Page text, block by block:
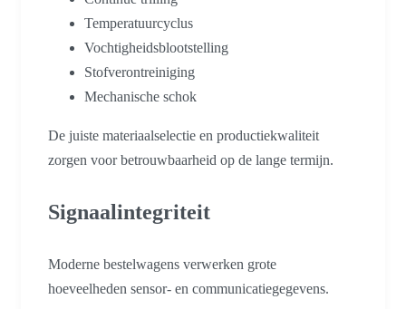
Temperatuurcyclus
Vochtigheidsblootstelling
Stofverontreiniging
Mechanische schok
De juiste materiaalselectie en productiekwaliteit
zorgen voor betrouwbaarheid op de lange termijn.
Signaalintegriteit
Moderne bestelwagens verwerken grote
hoeveelheden sensor- en communicatiegegevens.